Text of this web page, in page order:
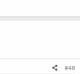
#48